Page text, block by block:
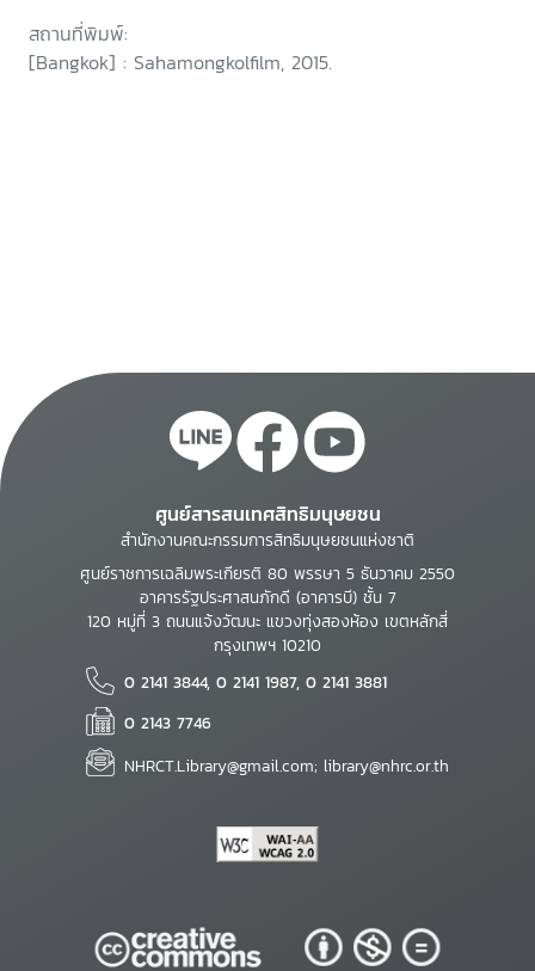
สถานที่พิมพ์:
[Bangkok] : Sahamongkolfilm, 2015.
ศูนย์สารสนเทศสิทธิมนุษยชน
สำนักงานคณะกรรมการสิทธิมนุษยชนแห่งชาติ
ศูนย์ราชการเฉลิมพระเกียรติ 80 พรรษา 5 ธันวาคม 2550
อาคารรัฐประศาสนภักดี (อาคารบี) ชั้น 7
120 หมู่ที่ 3 ถนนแจ้งวัฒนะ แขวงทุ่งสองห้อง เขตหลักสี่
กรุงเทพฯ 10210
0 2141 3844, 0 2141 1987, 0 2141 3881
0 2143 7746
NHRCT.Library@gmail.com; library@nhrc.or.th